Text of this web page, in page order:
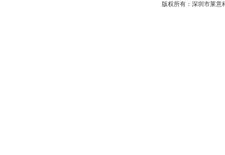
版权所有：深圳市莱